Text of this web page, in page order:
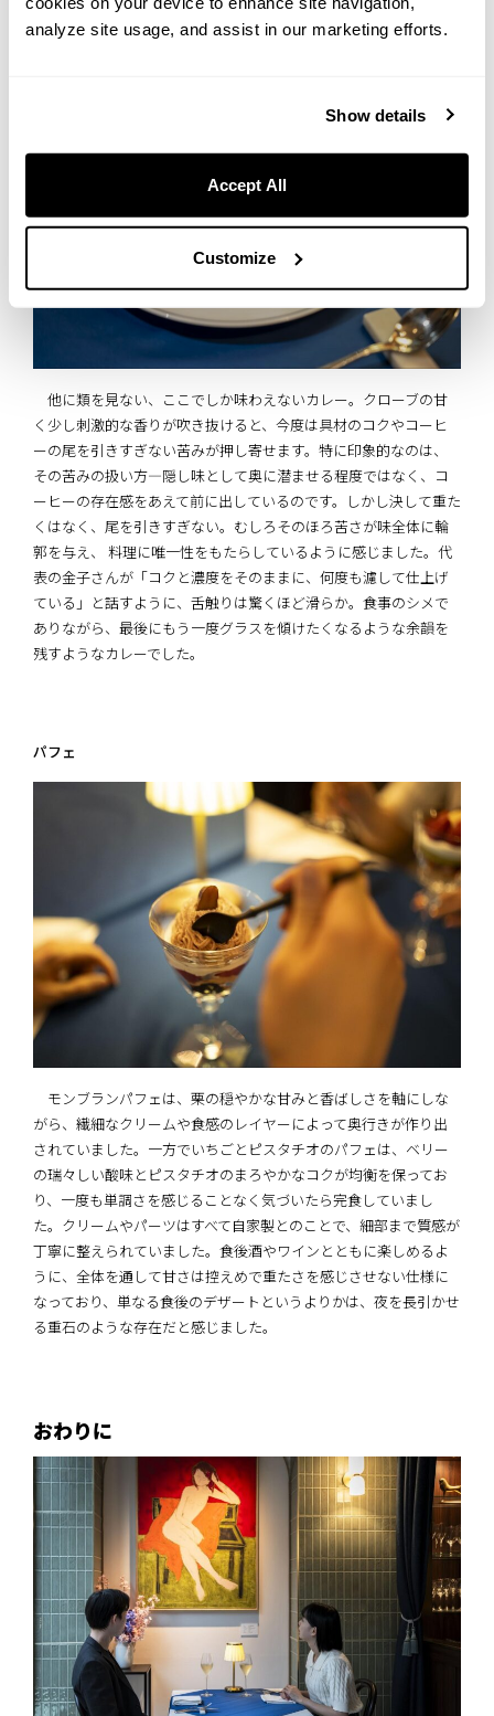
analyze site usage, and assist in our marketing efforts.
Show details
Accept All
Customize
他に類を見ない、ここでしか味わえないカレー。クローブの甘
く少し刺激的な香りが吹き抜けると、今度は具材のコクやコーヒ
ーの尾を引きすぎない苦みが押し寄せます。特に印象的なのは、
その苦みの扱い方――――隠し味として奥に潜ませる程度ではなく、コ
ーヒーの存在感をあえて前に出しているのです。しかし決して重た
くはなく、尾を引きすぎない。むしろそのほろ苦さが味全体に輪
郭を与え、 料理に唯一性をもたらしているように感じました。代
表の金子さんが「コクと濃度をそのままに、何度も濾して仕上げ
ている」と話すように、舌触りは驚くほど滑らか。食事のシメで
ありながら、最後にもう一度グラスを傾けたくなるような余韻を
残すようなカレーでした。
パフェ
モンブランパフェは、栗の穏やかな甘みと香ばしさを軸にしな
がら、繊細なクリームや食感のレイヤーによって奥行きが作り出
されていました。一方でいちごとピスタチオのパフェは、ベリー
の瑞々しい酸味とピスタチオのまろやかなコクが均衡を保ってお
り、一度も単調さを感じることなく気づいたら完食していまし
た。クリームやパーツはすべて自家製とのことで、細部まで質感が
丁寧に整えられていました。食後酒やワインとともに楽しめるよ
うに、全体を通して甘さは控えめで重たさを感じさせない仕様に
なっており、単なる食後のデザートというよりかは、夜を長引かせ
る重石のような存在だと感じました。
おわりに